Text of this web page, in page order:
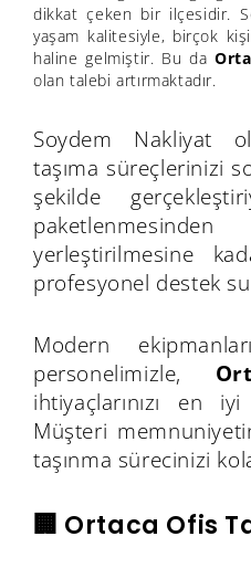
dikkat çeken bir ilçesidir.
yaşam kalitesiyle, birçok
haline gelmiştir. Bu da
olan talebi artırmaktadır.
Soydem Nakliyat
taşıma süreçlerinizi
şekilde
yerleştirilmesine
profesyonel destek
Modern
personelimizle,
ihtiyaçlarınızı en
Müşteri
taşınma sürecinizi
🏢 Ortaca Ofis